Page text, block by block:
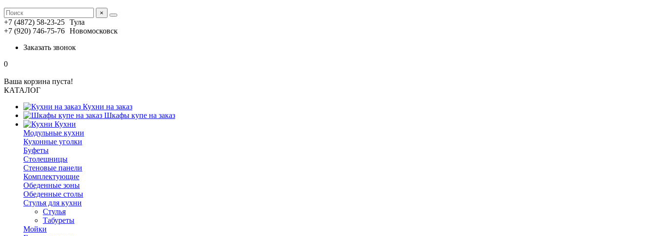
×
+7 (4872) 58-23-25 Тула
+7 (920) 746-75-76 Новомосковск
Заказать звонок
0
Ваша корзина пуста!
КАТАЛОГ
Кухни на заказ
Шкафы купе на заказ
Кухни
Модульные кухни
Кухонные уголки
Буфеты
Столешницы
Стеновые панели
Комплектующие
Обеденные зоны
Обеденные столы
Стулья для кухни
Cтулья
Табуреты
Мойки